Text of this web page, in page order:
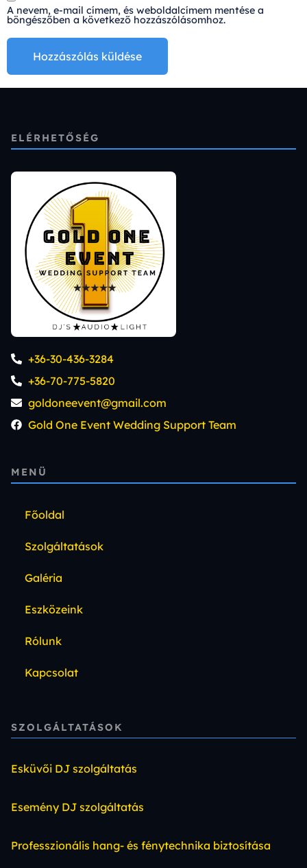
A nevem, e-mail címem, és weboldalcímem mentése a
böngészőben a következő hozzászólásomhoz.
ELÉRHETŐSÉG
+36-30-436-3284
+36-70-775-5820
goldoneevent@gmail.com
Gold One Event Wedding Support Team
MENÜ
Főoldal
Szolgáltatások
Galéria
Eszközeink
Rólunk
Kapcsolat
SZOLGÁLTATÁSOK
Esküvői DJ szolgáltatás
Esemény DJ szolgáltatás
Professzionális hang- és fénytechnika biztosítása